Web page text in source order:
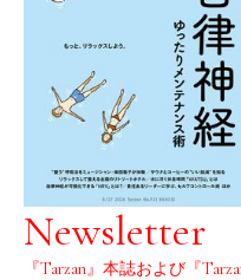
Newsletter
『Tarzan』本誌および『